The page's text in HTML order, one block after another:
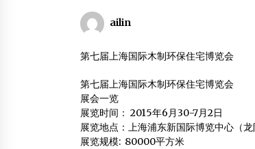
烧毁
2014年9月12日
耐候木油，水性耐候木油，班百赫
绥芬河市友谊木业集团有限公司
2013年2月4日
ailin
第七届上海国际木制环保住宅博览会
第七届上海国际木制环保住宅博览会
展会一览
展览时间： 2015年6月30-7月2日
展览地点：上海浦东新国际博览中心（龙
展览规模: 80000平方米